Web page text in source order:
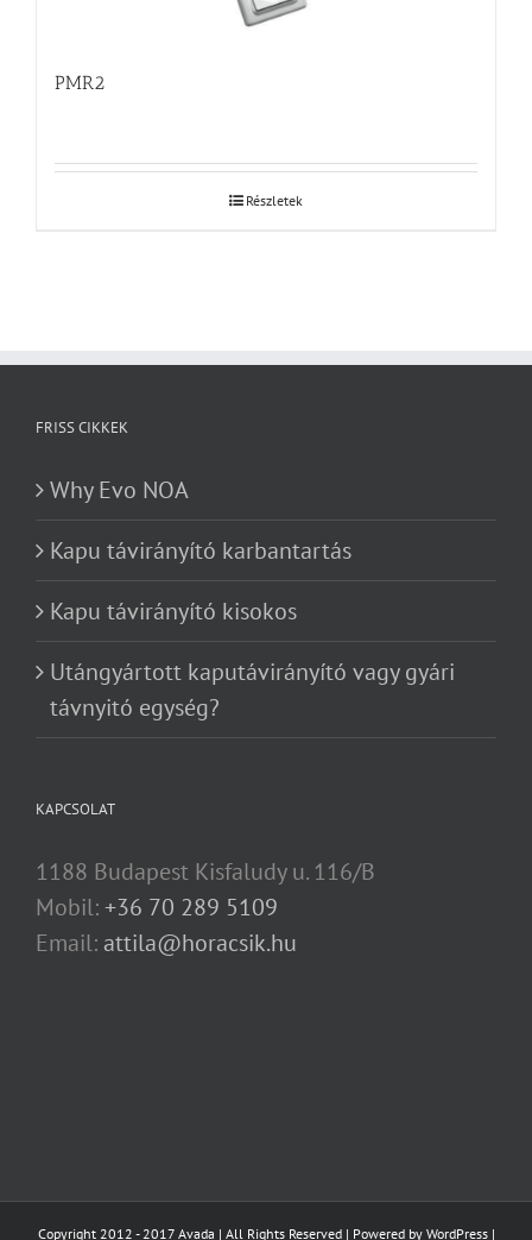
PMR2
Részletek
FRISS CIKKEK
Why Evo NOA
Kapu távirányító karbantartás
Kapu távirányító kisokos
Utángyártott kaputávirányító vagy gyári
távnyitó egység?
KAPCSOLAT
1188 Budapest Kisfaludy u. 116/B
Mobil:+36 70 289 5109
Email: attila@horacsik.hu
Copyright 2012 - 2017 Avada | All Rights Reserved | Powered by WordPress|